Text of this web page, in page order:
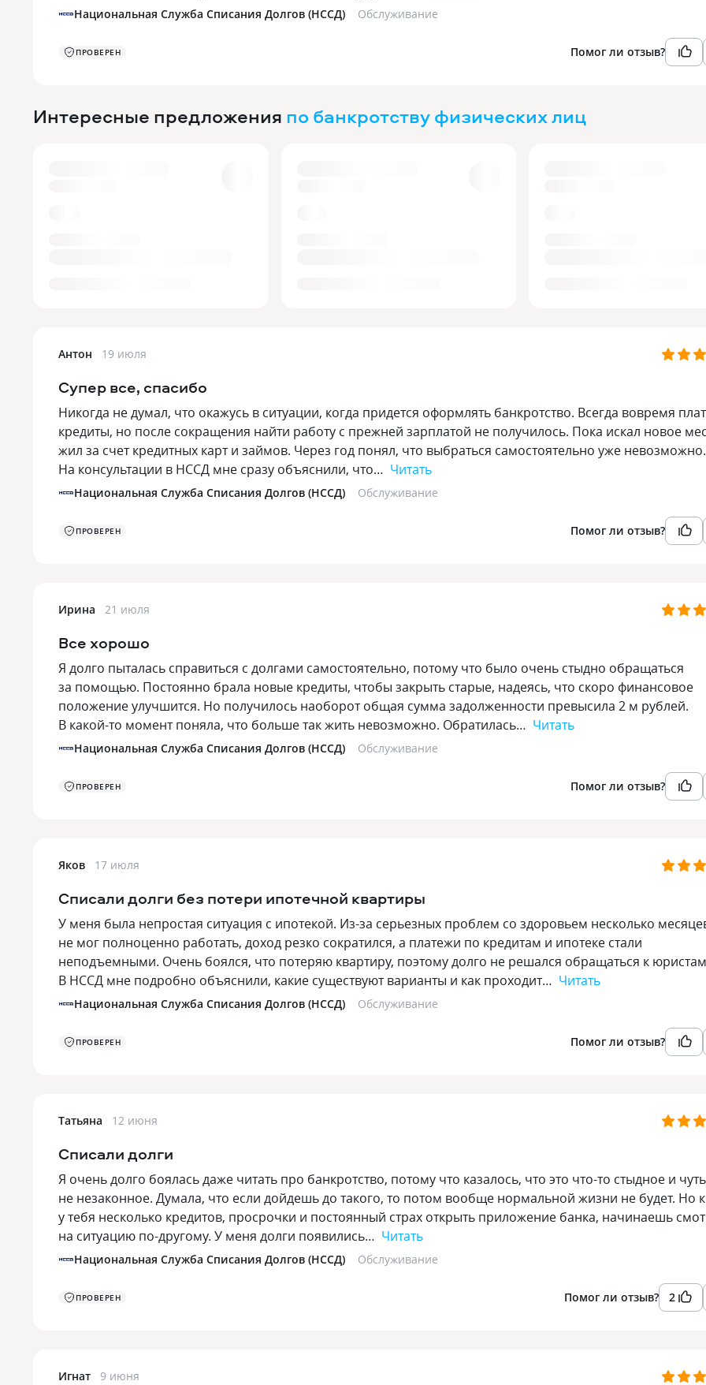
Национальная Служба Списания Долгов (НССД) Обслуживание
ПРОВЕРЕН Помог ли отзыв?
Интересные предложения по банкротству физических лиц
Антон 19 июля
Супер все, спасибо
Никогда не думал, что окажусь в ситуации, когда придется оформлять банкротство. Всегда вовремя
кредиты, но после сокращения найти работу с прежней зарплатой не получилось. Пока искал новое
жил за счет кредитных карт и займов. Через год понял, что выбраться самостоятельно уже невозможно.
На консультации в НССД мне сразу объяснили, что… Читать
Национальная Служба Списания Долгов (НССД) Обслуживание
ПРОВЕРЕН Помог ли отзыв?
Ирина 21 июля
Все хорошо
Я долго пыталась справиться с долгами самостоятельно, потому что было очень стыдно обращаться
за помощью. Постоянно брала новые кредиты, чтобы закрыть старые, надеясь, что скоро финансовое
положение улучшится. Но получилось наоборот общая сумма задолженности превысила 2 м рублей.
В какой-то момент поняла, что больше так жить невозможно. Обратилась… Читать
Национальная Служба Списания Долгов (НССД) Обслуживание
ПРОВЕРЕН Помог ли отзыв?
Яков 17 июля
Списали долги без потери ипотечной квартиры
У меня была непростая ситуация с ипотекой. Из-за серьезных проблем со здоровьем несколько
не мог полноценно работать, доход резко сократился, а платежи по кредитам и ипотеке стали
неподъемными. Очень боялся, что потеряю квартиру, поэтому долго не решался обращаться к
В НССД мне подробно объяснили, какие существуют варианты и как проходит… Читать
Национальная Служба Списания Долгов (НССД) Обслуживание
ПРОВЕРЕН Помог ли отзыв?
Татьяна 12 июня
Списали долги
Я очень долго боялась даже читать про банкротство, потому что казалось, что это что-то стыдное и
не незаконное. Думала, что если дойдешь до такого, то потом вообще нормальной жизни не будет. Но
у тебя несколько кредитов, просрочки и постоянный страх открыть приложение банка, начинаешь
на ситуацию по-другому. У меня долги появились… Читать
Национальная Служба Списания Долгов (НССД) Обслуживание
ПРОВЕРЕН Помог ли отзыв? 2
Игнат 9 июня